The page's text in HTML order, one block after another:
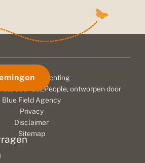
Vlinderstichting
door
Go2People, ontworpen door
Blue Field Agency
Privacy
Disclaimer
Sitemap